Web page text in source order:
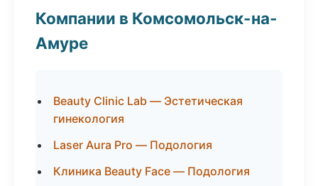
Компании в Комсомольск-на-
Амуре
Beauty Clinic Lab — Эстетическая
гинекология
Laser Aura Pro — Подология
Клиника Beauty Face — Подология